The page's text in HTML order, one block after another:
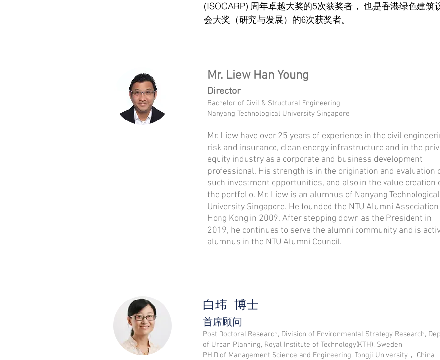
(ISOCARP) 周年卓越大奖的5次获奖者， 也是香港绿色建筑
会大奖（研究与发展）的6次获奖者。
Mr. Liew Han Young
Director
Bachelor of Civil & Structural Engineering
Nanyang Technological University Singapore
Mr. Liew have over 25 years of experience in the civil
risk and insurance, clean energy infrastructure and in the
equity industry as a corporate and business development
professional. His strength is in the origination and evaluation
such investment opportunities, and also in the value creation
the portfolio. Mr. Liew is an alumnus of Nanyang Technological
University Singapore. He founded the NTU Alumni Association
Hong Kong in 2009. After stepping down as the President in
2019, he continues to serve the alumni community and is
alumnus in the NTU Alumni Council.
​白玮 博士
首席顾问
Post Doctoral Research, Division of Environmental Strategy Research,
of Urban Planning, Royal Institute of Technology(KTH), Sweden
PH.D of Management Science and Engineering, Tongji University， China